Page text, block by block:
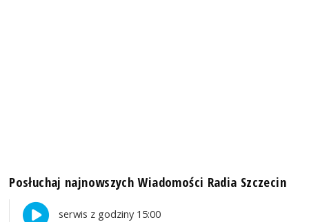
Posłuchaj najnowszych Wiadomości Radia Szczecin
serwis z godziny 15:00